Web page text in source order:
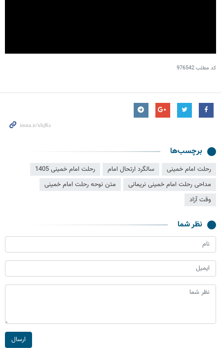
کد مطلب976542
برچسب‌ها
رحلت امام خمینی سالگرد ارتحال امام
رحلت امام خمینی 1405
مداحی رحلت امام خمینی نریمانی
متن نوحه رحلت امام خمینی
وقت آزاد
نظر شما
ارسال